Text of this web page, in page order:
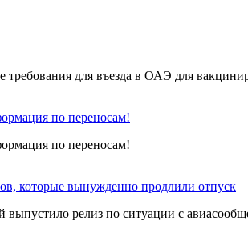
требования для въезда в ОАЭ для
по переносам!
по переносам!
которые вынужденно продлили отпуск
выпустило релиз по ситуации с